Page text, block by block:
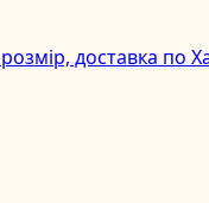
доставка по